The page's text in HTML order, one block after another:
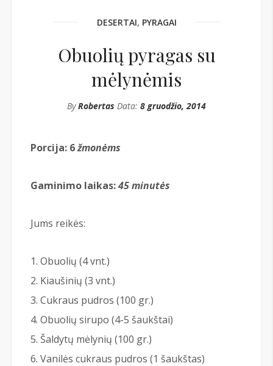
DESERTAI, PYRAGAI
Obuolių pyragas su
mėlynėmis
ByRobertas Data: 8 gruodžio, 2014
Porcija: 6žmonėms
Gaminimo laikas:45minutės
Jums reikės:
Obuolių (4 vnt.)
Kiaušinių (3 vnt.)
Cukraus pudros (100 gr.)
Obuolių sirupo (4-5 šaukštai)
Šaldytų mėlynių (100 gr.)
Vanilės cukraus pudros (1 šaukštas)